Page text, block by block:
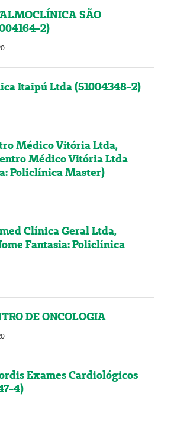
SÃO
2)
Itaipú Ltda (51004348-2)
Médico Vitória Ltda,
Médico Vitória Ltda
Policlínica Master)
Clínica Geral Ltda,
Fantasia: Policlínica
DE ONCOLOGIA
Exames Cardiológicos
4)